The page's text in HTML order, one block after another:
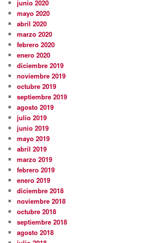
junio 2020
mayo 2020
abril 2020
marzo 2020
febrero 2020
enero 2020
diciembre 2019
noviembre 2019
octubre 2019
septiembre 2019
agosto 2019
julio 2019
junio 2019
mayo 2019
abril 2019
marzo 2019
febrero 2019
enero 2019
diciembre 2018
noviembre 2018
octubre 2018
septiembre 2018
agosto 2018